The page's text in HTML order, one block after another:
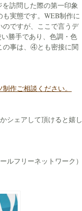
訪問した際の第一印象
実態です。WEB制作に
ですが、ここで言うデ
勝手であり、色調・色
の事は、④とも密接に関
作ご相談ください。
シェアして頂けると嬉し
ルフリーネットワーク）